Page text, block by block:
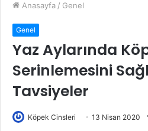
Anasayfa / Genel
Genel
Yaz Aylarında
Serinlemesini
Tavsiyeler
Köpek Cinsleri 13 Nisan 2020